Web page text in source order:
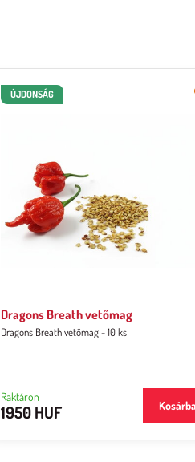
ÚJDONSÁG
Dragons Breath vetőmag
Dragons Breath vetőmag - 10 ks
Raktáron
1950 HUF Kosárba